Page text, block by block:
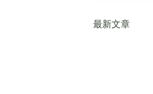
最新文章